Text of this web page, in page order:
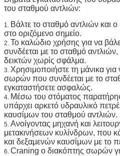
του σταθμού αντλιών:
1. Βάλτε το σταθμό αντλιών και
στο οριζόμενο σημείο.
2. Το καλώδιο χρήσης για να
συνδέεται με το σταθμό
δεικτών χωρίς σφάλμα.
3. Χρησιμοποιήστε τη μάνικα για
σωρών που συνδέεται με το
εγκαταστήσετε ασφαλώς.
4. Μέσω του στόματος
υπάρχει αρκετό υδραυλικό
καυσίμων του σταθμού αντλιών.
5. Ανοίγοντας μηχανή και
μετακινήσεων κυλίνδρων, που
και δεξαμενών καυσίμων με το
6. Craning ο διακόπτης σωρών